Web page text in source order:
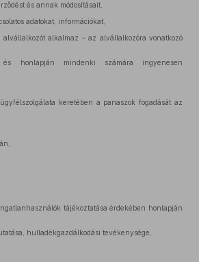
és annak módosításait,
adatokat, információkat,
alkalmaz – az alvállalkozóra vonatkozó
honlapján mindenki számára ingyenesen
keretében a panaszok fogadását az
tájékoztatása érdekében honlapján
hulladékgazdálkodási tevékenysége,